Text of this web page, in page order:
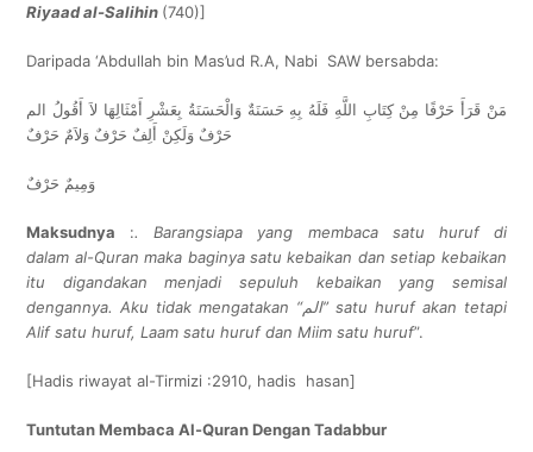
Riyaad al-Salihin (740)]
Daripada ‘Abdullah bin Mas’ud R.A, Nabi SAW bersabda:
مَنْ قَرَأَ حَرْفًا مِنْ كِتَابِ اللَّهِ فَلَهُ بِهِ حَسَنَةٌ وَالْحَسَنَةُ بِعَشْرِ أَمْثَالِهَا لاَ أَقُولُ الم
حَرْفٌ وَلَكِنْ أَلِفٌ حَرْفٌ وَلاَمٌ حَرْفٌ
وَمِيمٌ حَرْفٌ
Maksudnya :.
Barangsiapa yang membaca satu huruf di
dalam al-Quran maka baginya satu kebaikan dan setiap kebaikan
itu digandakan menjadi sepuluh kebaikan yang semisal
dengannya. Aku tidak mengatakan “الم” satu huruf akan tetapi
Alif satu huruf, Laam satu huruf dan Miim satu huruf”.
[Hadis riwayat al-Tirmizi :2910, hadis hasan]
Tuntutan Membaca Al-Quran Dengan Tadabbur